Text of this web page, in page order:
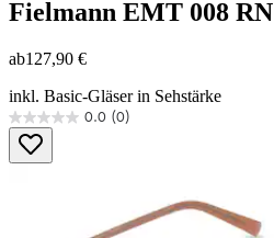
Fielmann EMT 008 RN
ab127,90 €
inkl. Basic-Gläser in Sehstärke
0.0 (0)
0.0
von
5